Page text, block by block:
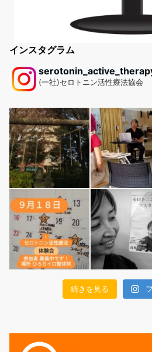
インスタグラム
(一社)セロトニン活性療法協会
続きを見る